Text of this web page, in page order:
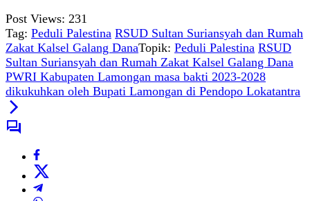
Post Views: 231
Tag: Peduli Palestina RSUD Sultan Suriansyah dan Rumah
Zakat Kalsel Galang DanaTopik: Peduli Palestina RSUD
Sultan Suriansyah dan Rumah Zakat Kalsel Galang Dana
PWRI Kabupaten Lamongan masa bakti 2023-2028
dikukuhkan oleh Bupati Lamongan di Pendopo Lokatantra